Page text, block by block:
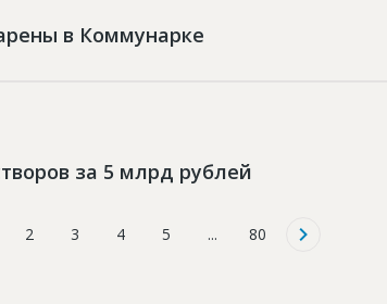
в Коммунарке
за 5 млрд рублей
2 3 4 5 ... 80